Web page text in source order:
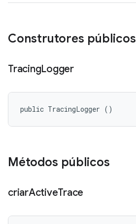
Construtores públicos
TracingLogger
public TracingLogger ()
Métodos públicos
criarActiveTrace